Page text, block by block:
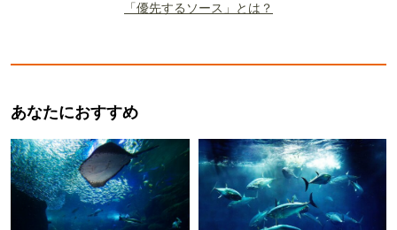
「優先するソース」とは？
あなたにおすすめ